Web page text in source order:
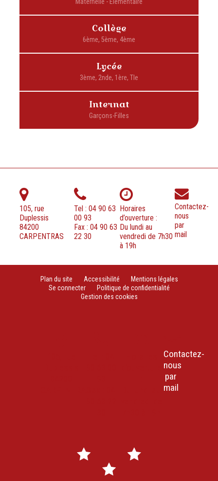
Collège
Lycée
Internat
105, rue
Duplessis
84200
CARPENTRAS
Tel : 04 90 63
00 93
Fax : 04 90 63
22 30
Horaires
d’ouverture :
Du lundi au
vendredi de 7h30
à 19h
Contactez-
nous
par
mail
Plan du site Accessibilité
Mentions légales
Se connecter
Politique de confidentialité
Gestion des cookies
Contactez-
nous
par
mail